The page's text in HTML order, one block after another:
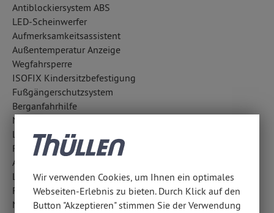
Antiblockiersystem ABS
LED-Scheinwerfer
Aufmerksamkeitsassistent
Außentemperatur Anzeige
Wegfahrsperre
ISOFIX Kindersitzbefestigung
Fußgängerschutzsystem
Berganfahrhilfe
Notrufsystem
Lichtsensor
Reifendruckkontrolle
Abbiegelicht
LED-Tagfahrlicht
Fahrlichtautomatik
Notbremsassistent
Wir verwenden Cookies, um Ihnen ein optimales
Webseiten-Erlebnis zu bieten. Durch Klick auf den
Button "Akzeptieren" stimmen Sie der Verwendung